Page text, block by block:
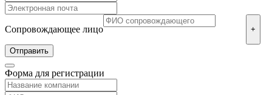
Сопровождающее лицо +
Форма для регистрации